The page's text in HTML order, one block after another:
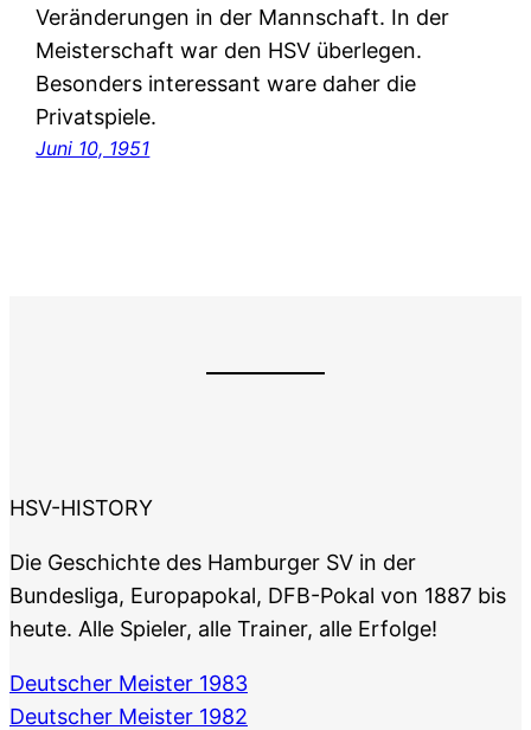
Veränderungen in der Mannschaft. In der
Meisterschaft war den HSV überlegen.
Besonders interessant ware daher die
Privatspiele.
Juni 10, 1951
HSV-HISTORY
Die Geschichte des Hamburger SV in der
Bundesliga, Europapokal, DFB-Pokal von 1887 bis
heute. Alle Spieler, alle Trainer, alle Erfolge!
Deutscher Meister 1983
Deutscher Meister 1982